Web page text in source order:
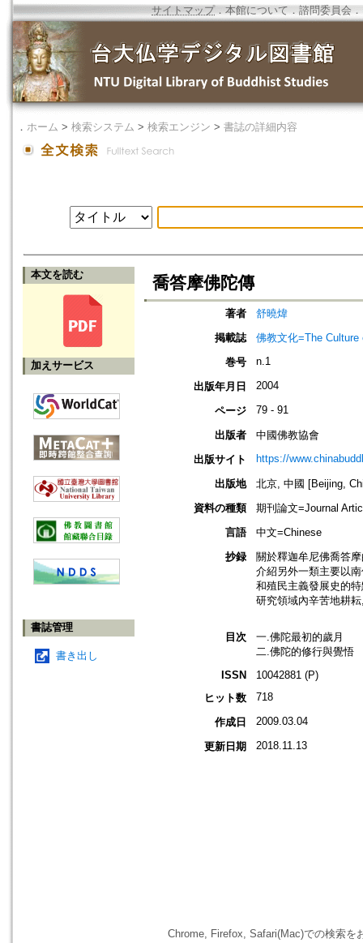
サイトマップ．本館について ． 諮問委員会 ．
． ホーム > 検索システム > 検索エンジン > 書誌の詳細内容
本文を読む
加えサービス
書誌管理
書き出し
喬答摩佛陀傳
著者
舒曉煒
掲載誌
佛教文化=The
巻号
n.1
出版年月日 2004
ページ 79 - 91
出版者
中國佛教協會
出版サイト
https://
出版地
北京, 中國 [Beijing,
資料の種類
期刊論文=Journal
言語
中文=Chinese
抄録
關於釋迦牟尼佛喬答
介紹另外一類主要以
和殖民主義發展史的
研究領域內辛苦地耕
目次
一.佛陀最初的歲月
二.佛陀的修行與覺悟
ISSN
10042881 (P)
ヒット数
718
作成日 2009.03.04
更新日期 2018.11.13
Chrome, Firefox, Safari(Mac)での検索を